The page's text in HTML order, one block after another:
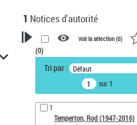
1 Notices d'autorité
VOTRE RECHERCHE
Recherche avancée dans les
notices d’autorité
Œuvres liées à l'auteur :
Temperton, Rod (1947-2016)
Voir la sélection (0)
(0)
Tri par : Défaut
sur 1
1
Temperton, Rod (1947-2016)